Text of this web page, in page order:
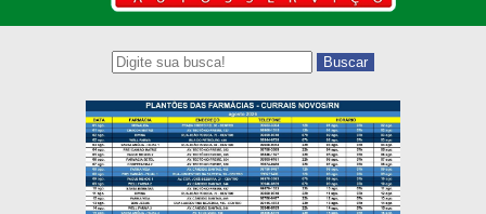
Buscar